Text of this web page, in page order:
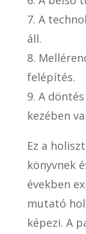
7. A
áll.
8.
felépítés.
9. A
kezében
Ez a
könyvnek
években
mutató
képezi. A